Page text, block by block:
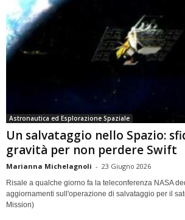
Astronautica ed Esplorazione Spaziale
Un salvataggio nello Spazio:
gravità per non perdere Swift
Marianna Michelagnoli - 23 Giugno 2026
Risale a qualche giorno fa la teleconferenza NASA
aggiornamenti sull'operazione di salvataggio per il
Mission)